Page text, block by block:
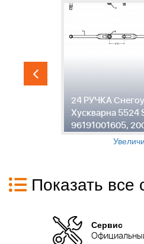
24 РУЧКА
Хускварна 5524
96191001605,
Показать все
Сервис